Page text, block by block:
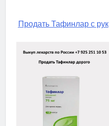
Продать Тафинлар с рук